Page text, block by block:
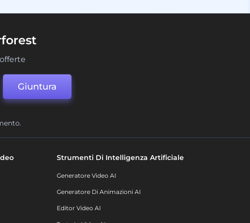
Giuntura
Strumenti Di Intelligenza Artificiale
Generatore Video AI
Generatore Di Animazioni AI
Editor Video AI